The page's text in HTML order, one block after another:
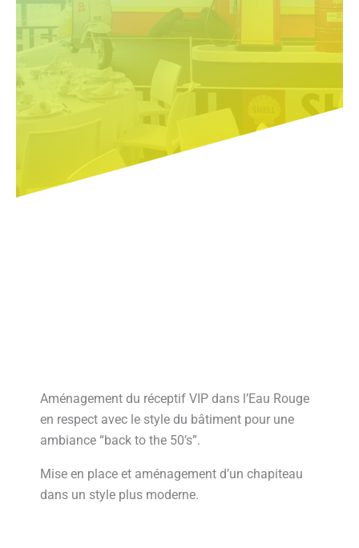
Aménagement du réceptif VIP dans l’Eau Rouge
en respect avec le style du bâtiment pour une
ambiance “back to the 50’s”.
Mise en place et aménagement d’un chapiteau
dans un style plus moderne.